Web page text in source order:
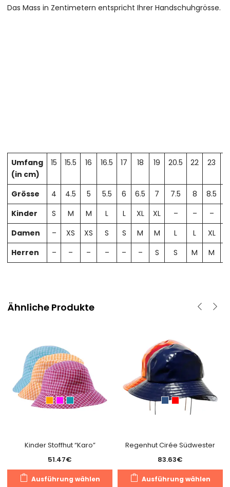
Das Mass in Zentimetern entspricht Ihrer Handschuhgrösse.
Umfang
(in cm)
15 15.5 16 16.5 17 18 19 20.5 22 23
Grösse 4 4.5 5 5.5 6 6.5 7 7.5 8 8.5
Kinder
S M M L L XL XL – – –
Damen
– XS XS S S M M L L XL
Herren
– – – – – – S S M M
Ähnliche Produkte
Kinder Stoffhut “Karo”
51.47€
Ausführung wählen
Dieses
Regenhut Cirée Südwester
83.63€
Ausführung wählen